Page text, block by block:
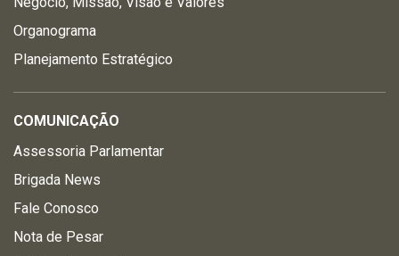
Organograma
Planejamento Estratégico
COMUNICAÇÃO
Assessoria Parlamentar
Brigada News
Fale Conosco
Nota de Pesar